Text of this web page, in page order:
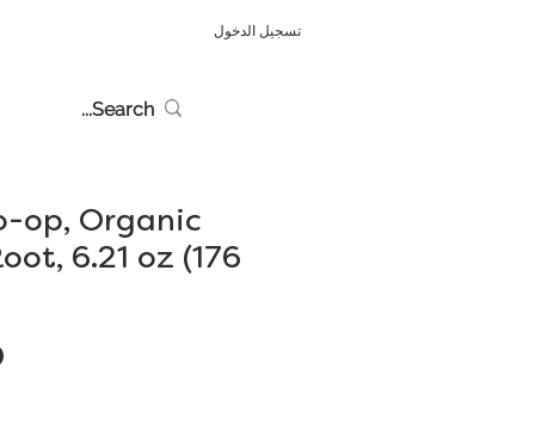
تسجيل الدخول
op, Organic
6.21 oz (176